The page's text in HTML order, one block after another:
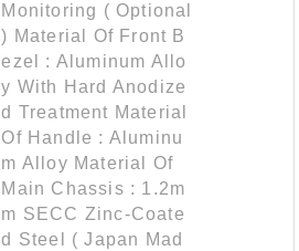
Monitoring ( Optional
) Material Of Front B
ezel : Aluminum Allo
y With Hard Anodize
d Treatment Material
Of Handle : Aluminu
m Alloy Material Of
Main Chassis : 1.2m
m SECC Zinc-Coate
d Steel ( Japan Mad